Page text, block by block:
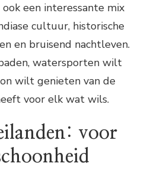
een interessante mix
cultuur, historische
en bruisend nachtleven.
watersporten wilt
wilt genieten van de
voor elk wat wils.
voor